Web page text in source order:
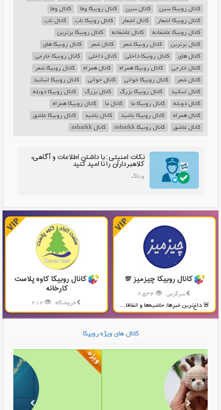
کانال روبیکا سین
کانال سین کانال روبیکا وفا
کانال وفا
کانال روبیکا اشعار
کانال اشعار کانال روبیکا ناب
کانال ناب
کانال روبیکا عاشقانه
کانال عاشقانه
کانال روبیکا برترین
کانال برترین
کانال روبیکا شعر کانال شعر
کانال روبیکا های
کانال های
کانال روبیکا داخلی کانال داخلی
کانال روبیکا خارجی
کانال خارجی
کانال روبیکا همراه کانال همراه
کانال روبیکا شعر
کانال شعر
کانال روبیکا خوانی کانال خوانی
کانال روبیکا اساتید
کانال اساتید
کانال روبیکا بزرگ کانال بزرگ
کانال روبیکا دوبله
کانال دوبله
کانال روبیکا ما کانال ما
کانال روبیکا همراه
کانال همراه
کانال روبیکا باشید کانال باشید
کانال روبیکا عاشق
کانال عاشق
کانال روبیکا asharkk کانال asharkk
نکات امنیتی: با داشتن اطلاعات و آگاهی،
کلاهبرداران را نا امید کنید
وبلاگ
کانال روبیکا چیزمیز 💯
سرگرمی
🚨 داغ‌ترین خبرها، حاشیه‌ها و اتفاقا...
کانال روبیکا کاوه پلاست
کارخانه
فروشگاه
تولید و پخش محصولات پلاستیکی...
کانال های ویژه روبیکا